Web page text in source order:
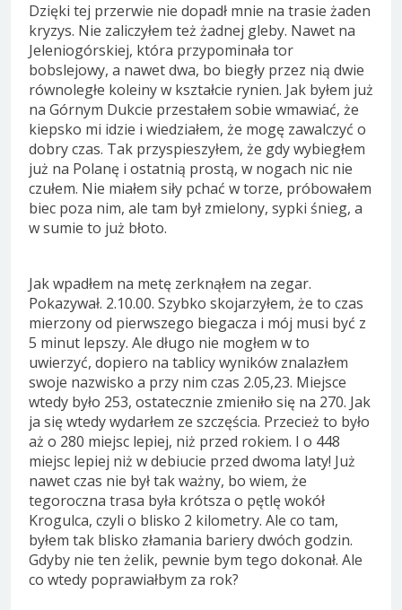
Dzięki tej przerwie nie dopadł mnie na trasie żaden
kryzys. Nie zaliczyłem też żadnej gleby. Nawet na
Jeleniogórskiej, która przypominała tor
bobslejowy, a nawet dwa, bo biegły przez nią dwie
równoległe koleiny w kształcie rynien. Jak byłem już
na Górnym Dukcie przestałem sobie wmawiać, że
kiepsko mi idzie i wiedziałem, że mogę zawalczyć o
dobry czas. Tak przyspieszyłem, że gdy wybiegłem
już na Polanę i ostatnią prostą, w nogach nic nie
czułem. Nie miałem siły pchać w torze, próbowałem
biec poza nim, ale tam był zmielony, sypki śnieg, a
w sumie to już błoto.
Jak wpadłem na metę zerknąłem na zegar.
Pokazywał. 2.10.00. Szybko skojarzyłem, że to czas
mierzony od pierwszego biegacza i mój musi być z
5 minut lepszy. Ale długo nie mogłem w to
uwierzyć, dopiero na tablicy wyników znalazłem
swoje nazwisko a przy nim czas 2.05,23. Miejsce
wtedy było 253, ostatecznie zmieniło się na 270. Jak
ja się wtedy wydarłem ze szczęścia. Przecież to było
aż o 280 miejsc lepiej, niż przed rokiem. I o 448
miejsc lepiej niż w debiucie przed dwoma laty! Już
nawet czas nie był tak ważny, bo wiem, że
tegoroczna trasa była krótsza o pętlę wokół
Krogulca, czyli o blisko 2 kilometry. Ale co tam,
byłem tak blisko złamania bariery dwóch godzin.
Gdyby nie ten żelik, pewnie bym tego dokonał. Ale
co wtedy poprawiałbym za rok?